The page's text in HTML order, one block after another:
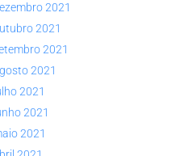
2021
2021
2021
2021
2021
2021
2021